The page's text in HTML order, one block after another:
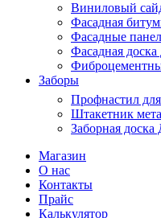
Виниловый
Фасадная
Фасадные
Фасадная
Заборы
Профнастил для
Штакетник
Заборная
Магазин
О нас
Контакты
Прайс
Калькулятор